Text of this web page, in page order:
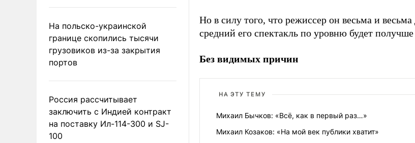
На польско-украинской
границе скопились тысячи
грузовиков из-за закрытия
портов
Россия рассчитывает
заключить с Индией контракт
на поставку Ил-114-300 и SJ-
100
Но в силу того, что режиссер он весьма и
средний его спектакль по уровню будет
Без видимых причин
НА ЭТУ ТЕМУ
Михаил Бычков: «Всё, как в первый раз…»
Михаил Козаков: «На мой век публики хватит»